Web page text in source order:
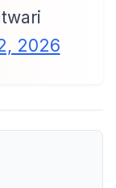
2026